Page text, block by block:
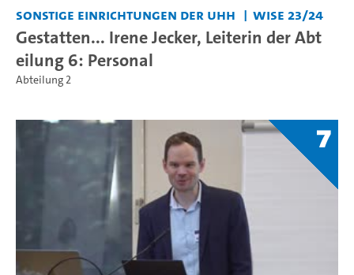
Sonstige Einrichtungen der UHH WiSe 23/24
Gestatten... Irene Jecker, Leiterin der Abt
eilung 6: Personal
Abteilung 2
7